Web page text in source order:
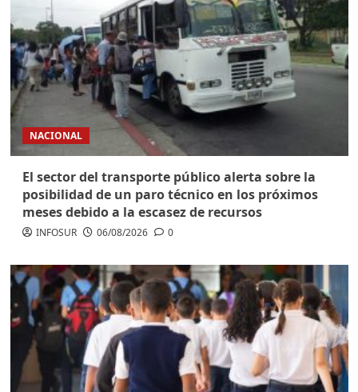
NACIONAL
El sector del transporte público alerta sobre la
posibilidad de un paro técnico en los próximos
meses debido a la escasez de recursos
INFOSUR 06/08/2026 0